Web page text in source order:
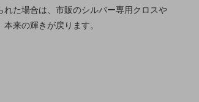
た場合は、市販のシルバー専用クロスや
来の輝きが戻ります。